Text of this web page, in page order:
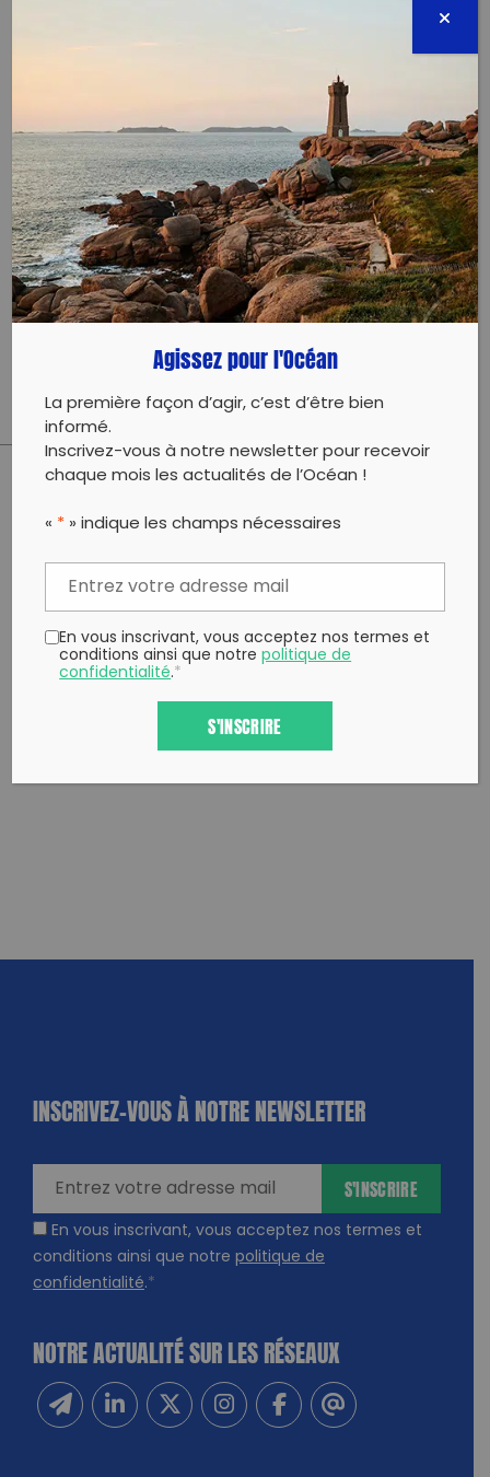
Lors du marché Petite Hollande, les déchets volants
sont malheureusement nombreux à atterrir dans la
Loire. Vous êtes armé.e.s d’un sac poubelle et d’une
pince pour ramasser tous les déchets qui s’envolent
du marché avant qu’ils ne terminent à l’eau :
– Récupérer les sacs et les pinces
– Ramasser les déchets volants
Informations complémentaires : prévoir des
Partager sur Facebook
Twitterun ami
Copy to clipboard
INSCRIVEZ-VOUS À NOTRE NEWSLETTER
En vous inscrivant, vous acceptez nos termes et
conditions ainsi que notre politique de
confidentialité.*
S'INSCRIRE
NOTRE ACTUALITÉ SUR LES RÉSEAUX
Agissez pour l'Océan
La première façon d’agir, c’est d’être bien
informé.
Inscrivez-vous à notre newsletter pour recevoir
chaque mois les actualités de l’Océan !
« * » indique les champs nécessaires
En vous inscrivant, vous acceptez nos termes et
conditions ainsi que notrepolitique de
confidentialité.*
S'INSCRIRE